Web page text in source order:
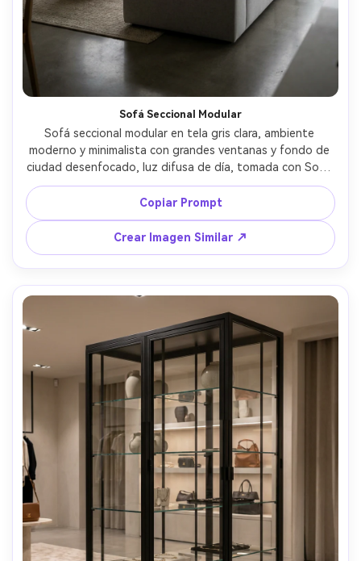
Sofá Seccional Modular
Sofá seccional modular en tela gris clara, ambiente
moderno y minimalista con grandes ventanas y fondo de
ciudad desenfocado, luz difusa de día, tomada con Sony
A7IV, 28mm, f/4, composición amplia de sala, fotorrealista,
líneas limpias, estilo escandinavo aireado --ar 4:5
Copiar Prompt
Crear Imagen Similar ↗